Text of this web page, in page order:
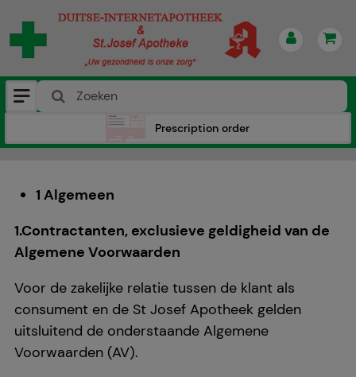
Prescription order
1 Algemeen
1.Contractanten, exclusieve geldigheid van de
Algemene Voorwaarden
Voor de zakelijke relatie tussen de klant als
consument en de St Josef Apotheek gelden
uitsluitend de onderstaande Algemene
Voorwaarden (AV).